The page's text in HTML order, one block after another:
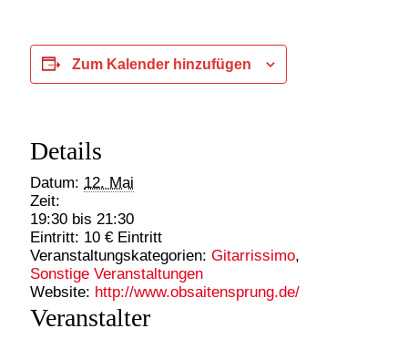
Zum Kalender hinzufügen
Details
Datum: 12. Mai
Zeit:
19:30 bis 21:30
Eintritt: 10 € Eintritt
Veranstaltungskategorien: Gitarrissimo,
Sonstige Veranstaltungen
Website: http://www.obsaitensprung.de/
Veranstalter